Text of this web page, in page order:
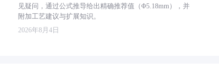
见疑问，通过公式推导给出精确推荐值（Φ5.18mm），并
附加工艺建议与扩展知识。
2026年8月4日